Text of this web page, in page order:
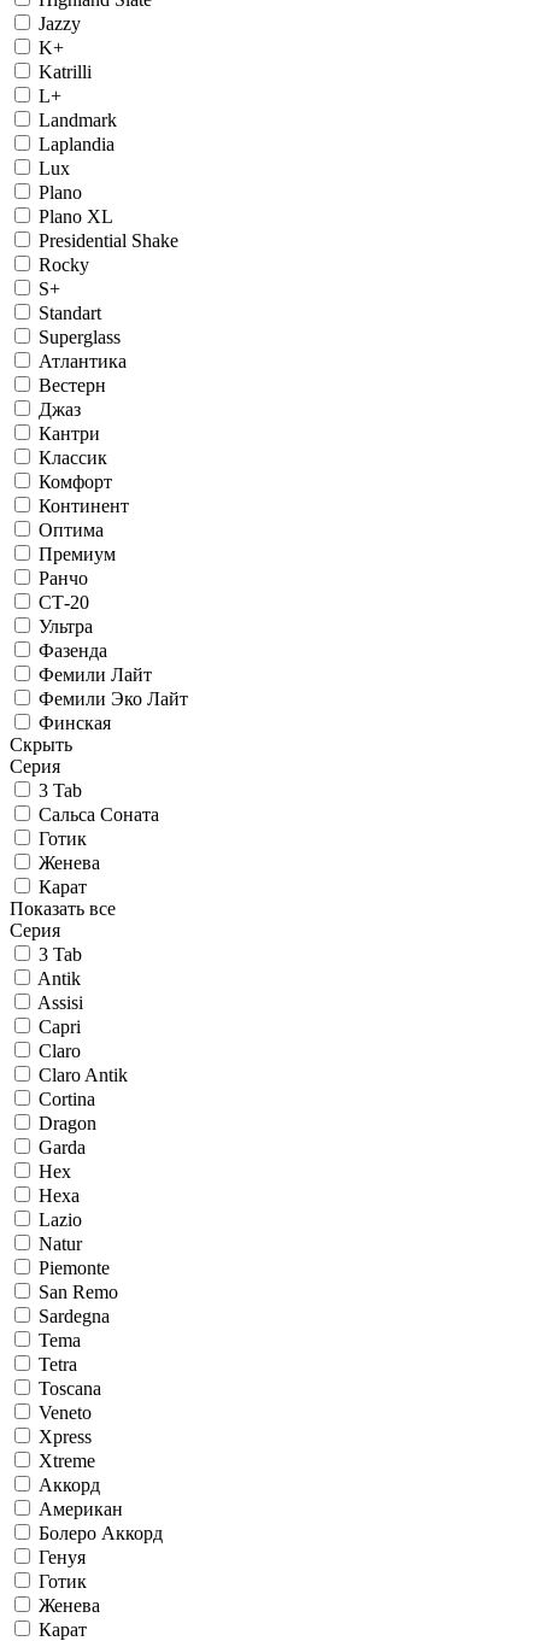
Jazzy
K+
Katrilli
L+
Landmark
Laplandia
Lux
Plano
Plano XL
Presidential Shake
Rocky
S+
Standart
Superglass
Атлантика
Вестерн
Джаз
Кантри
Классик
Комфорт
Континент
Оптима
Премиум
Ранчо
СТ-20
Ультра
Фазенда
Фемили Лайт
Фемили Эко Лайт
Финская
Скрыть
Серия
3 Tab
Сальса Соната
Готик
Женева
Карат
Показать все
Серия
3 Tab
Antik
Assisi
Capri
Claro
Claro Antik
Cortina
Dragon
Garda
Hex
Hexa
Lazio
Natur
Piemonte
San Remo
Sardegna
Tema
Tetra
Toscana
Veneto
Xpress
Xtreme
Аккорд
Американ
Болеро Аккорд
Генуя
Готик
Женева
Карат